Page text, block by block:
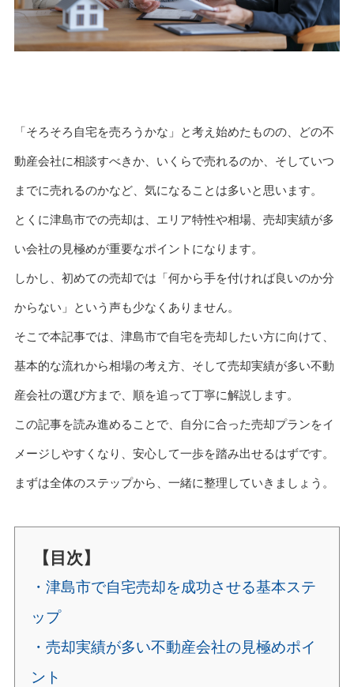
「そろそろ自宅を売ろうかな」と考え始めたものの、どの不
動産会社に相談すべきか、いくらで売れるのか、そしていつ
までに売れるのかなど、気になることは多いと思います。
とくに津島市での売却は、エリア特性や相場、売却実績が多
い会社の見極めが重要なポイントになります。
しかし、初めての売却では「何から手を付ければ良いのか分
からない」という声も少なくありません。
そこで本記事では、津島市で自宅を売却したい方に向けて、
基本的な流れから相場の考え方、そして売却実績が多い不動
産会社の選び方まで、順を追って丁寧に解説します。
この記事を読み進めることで、自分に合った売却プランをイ
メージしやすくなり、安心して一歩を踏み出せるはずです。
まずは全体のステップから、一緒に整理していきましょう。
【目次】
・津島市で自宅売却を成功させる基本ステ
ップ
・売却実績が多い不動産会社の見極めポイ
ント